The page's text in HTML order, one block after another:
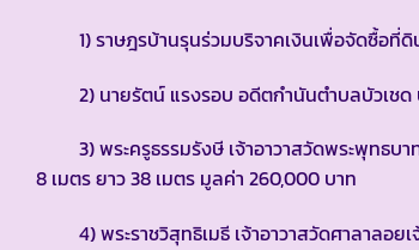
1) ราษฎรบ้านรุนร่วมบริจาคเงินเพื่อจัดซื้อที่ดิน
2) นายรัตน์ แรงรอบ อดีตกำนันตำบลบัวเชด บ
3) พระครูธรรมรังษี เจ้าอาวาสวัดพระพุทธบา
8 เมตร ยาว 38 เมตร มูลค่า 260,000 บาท
4) พระราชวิสุทธิเมธี เจ้าอาวาสวัดศาลาลอย